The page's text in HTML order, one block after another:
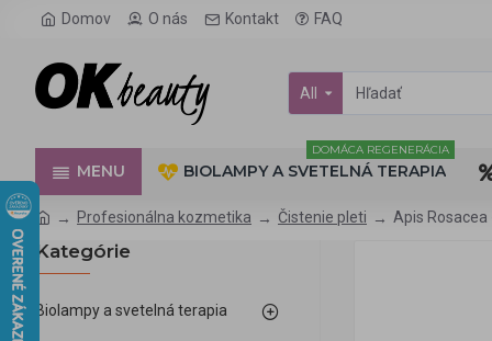
Domov O nás Kontakt FAQ
All
MENU BIOLAMPY A SVETELNÁ TERAPIA
DOMÁCA REGENERÁCIA
Profesionálna kozmetika Čistenie pleti Apis
Kategórie
Biolampy a svetelná terapia